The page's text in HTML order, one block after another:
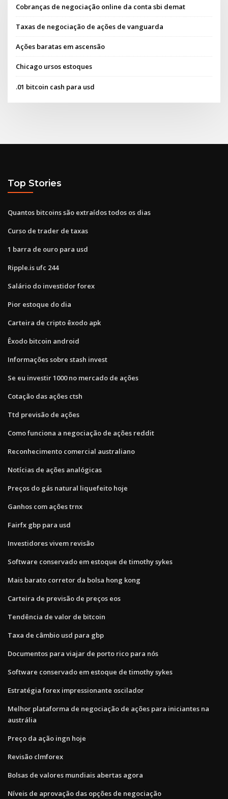
Cobranças de negociação online da conta sbi demat
Taxas de negociação de ações de vanguarda
Ações baratas em ascensão
Chicago ursos estoques
.01 bitcoin cash para usd
Top Stories
Quantos bitcoins são extraídos todos os dias
Curso de trader de taxas
1 barra de ouro para usd
Ripple.is ufc 244
Salário do investidor forex
Pior estoque do dia
Carteira de cripto êxodo apk
Êxodo bitcoin android
Informações sobre stash invest
Se eu investir 1000 no mercado de ações
Cotação das ações ctsh
Ttd previsão de ações
Como funciona a negociação de ações reddit
Reconhecimento comercial australiano
Notícias de ações analógicas
Preços do gás natural liquefeito hoje
Ganhos com ações trnx
Fairfx gbp para usd
Investidores vivem revisão
Software conservado em estoque de timothy sykes
Mais barato corretor da bolsa hong kong
Carteira de previsão de preços eos
Tendência de valor de bitcoin
Taxa de câmbio usd para gbp
Documentos para viajar de porto rico para nós
Software conservado em estoque de timothy sykes
Estratégia forex impressionante oscilador
Melhor plataforma de negociação de ações para iniciantes na
austrália
Preço da ação ingn hoje
Revisão clmforex
Bolsas de valores mundiais abertas agora
Níveis de aprovação das opções de negociação